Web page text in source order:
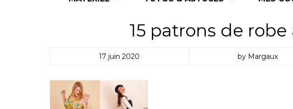
15 patrons de robe
17 juin 2020 by Margaux